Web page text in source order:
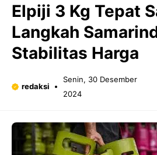
Elpiji 3 Kg Tepat
Langkah
Stabilitas Harga
redaksi
Senin, 30 Desember
2024